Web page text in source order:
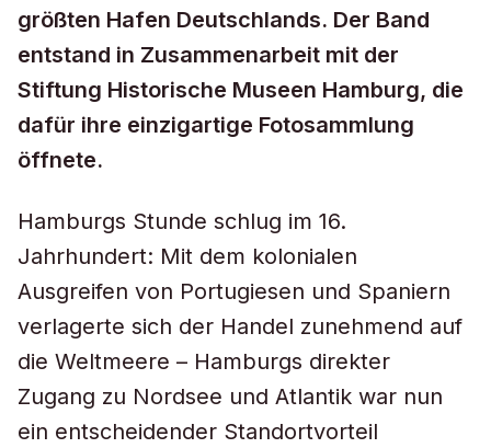
größten Hafen Deutschlands. Der Band
entstand in Zusammenarbeit mit der
Stiftung Historische Museen Hamburg, die
dafür ihre einzigartige Fotosammlung
öffnete.
Hamburgs Stunde schlug im 16.
Jahrhundert: Mit dem kolonialen
Ausgreifen von Portugiesen und Spaniern
verlagerte sich der Handel zunehmend auf
die Weltmeere – Hamburgs direkter
Zugang zu Nordsee und Atlantik war nun
ein entscheidender Standortvorteil